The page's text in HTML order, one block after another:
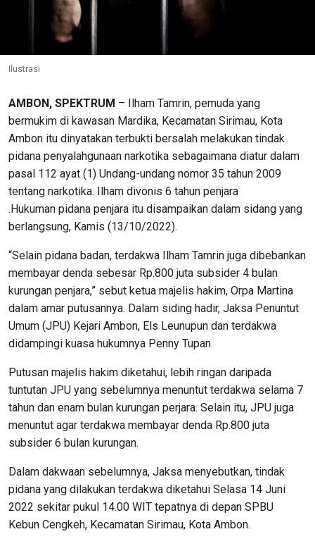
Ilustrasi
AMBON, SPEKTRUM – Ilham Tamrin, pemuda yang
bermukim di kawasan Mardika, Kecamatan Sirimau, Kota
Ambon itu dinyatakan terbukti bersalah melakukan tindak
pidana penyalahgunaan narkotika sebagaimana diatur dalam
pasal 112 ayat (1) Undang-undang nomor 35 tahun 2009
tentang narkotika. Ilham divonis 6 tahun penjara
.Hukuman pidana penjara itu disampaikan dalam sidang yang
berlangsung, Kamis (13/10/2022).
“Selain pidana badan, terdakwa Ilham Tamrin juga dibebankan
membayar denda sebesar Rp.800 juta subsider 4 bulan
kurungan penjara,” sebut ketua majelis hakim, Orpa Martina
dalam amar putusannya. Dalam siding hadir, Jaksa Penuntut
Umum (JPU) Kejari Ambon, Els Leunupun dan terdakwa
didampingi kuasa hukumnya Penny Tupan.
Putusan majelis hakim diketahui, lebih ringan daripada
tuntutan JPU yang sebelumnya menuntut terdakwa selama 7
tahun dan enam bulan kurungan perjara. Selain itu, JPU juga
menuntut agar terdakwa membayar denda Rp.800 juta
subsider 6 bulan kurungan.
Dalam dakwaan sebelumnya, Jaksa menyebutkan, tindak
pidana yang dilakukan terdakwa diketahui Selasa 14 Juni
2022 sekitar pukul 14.00 WIT tepatnya di depan SPBU
Kebun Cengkeh, Kecamatan Sirimau, Kota Ambon.